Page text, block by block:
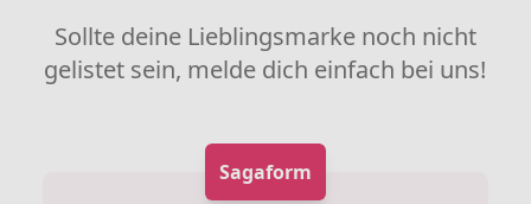
Sollte deine Lieblingsmarke noch nicht
gelistet sein, melde dich einfach bei uns!
Sagaform